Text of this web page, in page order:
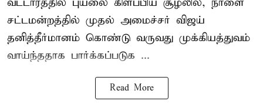
சட்டமன்றத்தில் முதல் அமைச்சர் விஜய்
தனித்தீர்மானம் கொண்டு வருவது முக்கியத்துவம்
வாய்ந்ததாக பார்க்கப்படுக ...
Read More